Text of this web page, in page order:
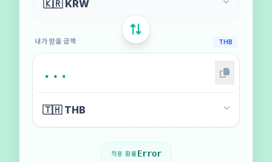
내가 받을 금액 THB
적용 환율Error